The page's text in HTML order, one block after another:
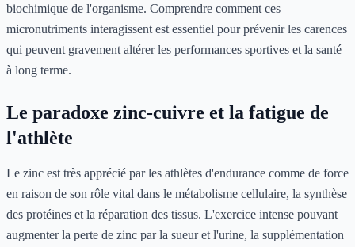
biochimique de l'organisme. Comprendre comment ces
micronutriments interagissent est essentiel pour prévenir les carences
qui peuvent gravement altérer les performances sportives et la santé
à long terme.
Le paradoxe zinc-cuivre et la fatigue de
l'athlète
Le zinc est très apprécié par les athlètes d'endurance comme de force
en raison de son rôle vital dans le métabolisme cellulaire, la synthèse
des protéines et la réparation des tissus. L'exercice intense pouvant
augmenter la perte de zinc par la sueur et l'urine, la supplémentation